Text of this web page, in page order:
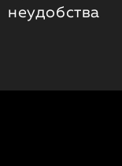
неудобства